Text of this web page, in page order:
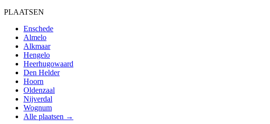
PLAATSEN
Enschede
Almelo
Alkmaar
Hengelo
Heerhugowaard
Den Helder
Hoorn
Oldenzaal
Nijverdal
Wognum
Alle plaatsen →